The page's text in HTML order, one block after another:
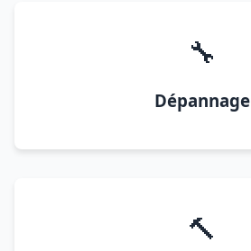
🔧
Dépannage
🔨